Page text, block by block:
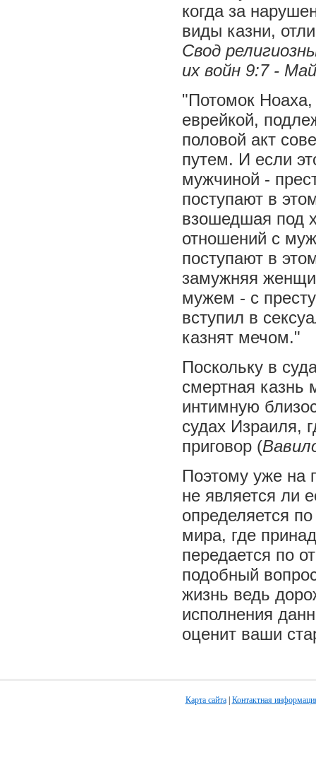
когда за
виды казни,
Свод
их войн 9:7 -
"Потомок Ноаха,
еврейкой,
половой акт
путем. И если
мужчиной -
поступают в
взошедшая под
отношений с
поступают в
замужняя
мужем - с
вступил в
казнят мечом."
Поскольку в
смертная казнь
интимную
судах Израиля,
приговор (
Поэтому уже на
не является ли
определяется
мира, где
передается по
подобный
жизнь ведь
исполнения
оценит ваши
Карта сайта| Контактная